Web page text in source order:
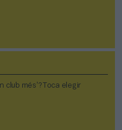
club més’? Toca elegir